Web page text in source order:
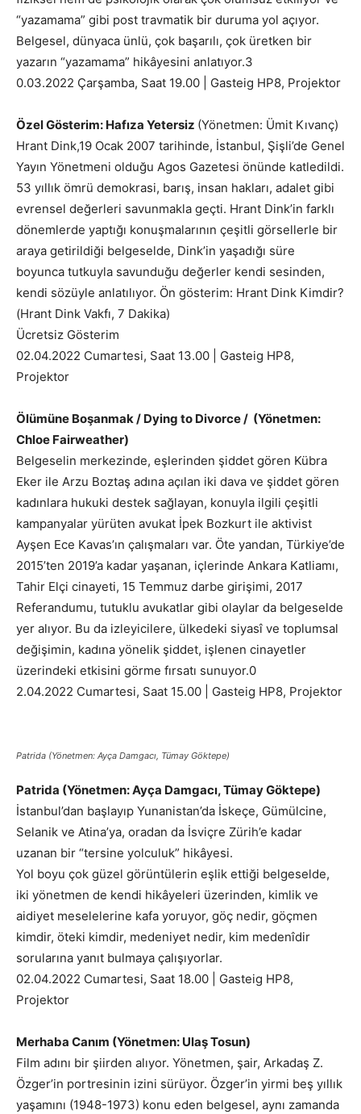
“yazamama” gibi post travmatik bir duruma yol açıyor.
Belgesel, dünyaca ünlü, çok başarılı, çok üretken bir
yazarın “yazamama” hikâyesini anlatıyor.3
0.03.2022 Çarşamba, Saat 19.00 | Gasteig HP8, Projektor
Özel Gösterim: Hafıza Yetersiz (Yönetmen: Ümit Kıvanç)
Hrant Dink,19 Ocak 2007 tarihinde, İstanbul, Şişli’de Genel
Yayın Yönetmeni olduğu Agos Gazetesi önünde katledildi.
53 yıllık ömrü demokrasi, barış, insan hakları, adalet gibi
evrensel değerleri savunmakla geçti. Hrant Dink’in farklı
dönemlerde yaptığı konuşmalarının çeşitli görsellerle bir
araya getirildiği belgeselde, Dink’in yaşadığı süre
boyunca tutkuyla savunduğu değerler kendi sesinden,
kendi sözüyle anlatılıyor. Ön gösterim: Hrant Dink Kimdir?
(Hrant Dink Vakfı, 7 Dakika)
Ücretsiz Gösterim
02.04.2022 Cumartesi, Saat 13.00 | Gasteig HP8,
Projektor
Ölümüne Boşanmak / Dying to Divorce / (Yönetmen:
Chloe Fairweather)
Belgeselin merkezinde, eşlerinden şiddet gören Kübra
Eker ile Arzu Boztaş adına açılan iki dava ve şiddet gören
kadınlara hukuki destek sağlayan, konuyla ilgili çeşitli
kampanyalar yürüten avukat İpek Bozkurt ile aktivist
Ayşen Ece Kavas’ın çalışmaları var. Öte yandan, Türkiye’de
2015’ten 2019’a kadar yaşanan, içlerinde Ankara Katliamı,
Tahir Elçi cinayeti, 15 Temmuz darbe girişimi, 2017
Referandumu, tutuklu avukatlar gibi olaylar da belgeselde
yer alıyor. Bu da izleyicilere, ülkedeki siyasî ve toplumsal
değişimin, kadına yönelik şiddet, işlenen cinayetler
üzerindeki etkisini görme fırsatı sunuyor.0
2.04.2022 Cumartesi, Saat 15.00 | Gasteig HP8, Projektor
Patrida (Yönetmen: Ayça Damgacı, Tümay Göktepe)
Patrida (Yönetmen: Ayça Damgacı, Tümay Göktepe)
İstanbul’dan başlayıp Yunanistan’da İskeçe, Gümülcine,
Selanik ve Atina’ya, oradan da İsviçre Zürih’e kadar
uzanan bir “tersine yolculuk” hikâyesi.
Yol boyu çok güzel görüntülerin eşlik ettiği belgeselde,
iki yönetmen de kendi hikâyeleri üzerinden, kimlik ve
aidiyet meselelerine kafa yoruyor, göç nedir, göçmen
kimdir, öteki kimdir, medeniyet nedir, kim medenîdir
sorularına yanıt bulmaya çalışıyorlar.
02.04.2022 Cumartesi, Saat 18.00 | Gasteig HP8,
Projektor
Merhaba Canım (Yönetmen: Ulaş Tosun)
Film adını bir şiirden alıyor. Yönetmen, şair, Arkadaş Z.
Özger’in portresinin izini sürüyor. Özger’in yirmi beş yıllık
yaşamını (1948-1973) konu eden belgesel, aynı zamanda